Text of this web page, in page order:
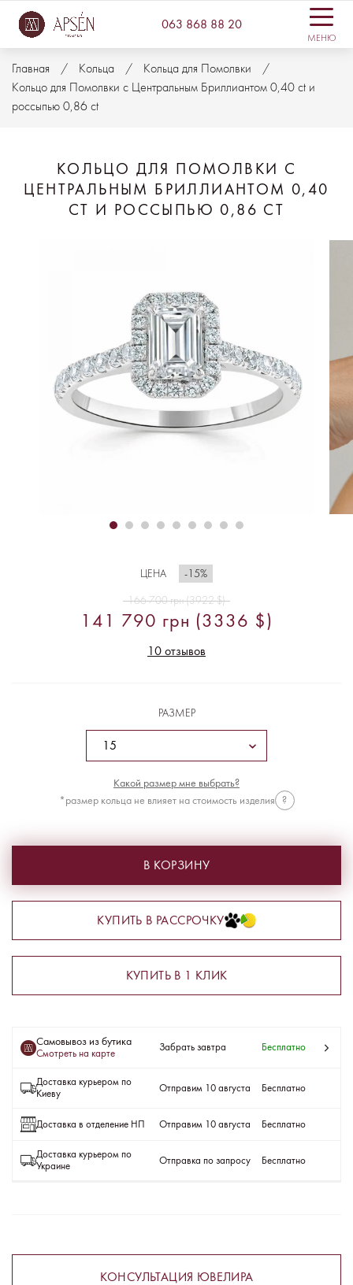
063 868 88 20
МЕНЮ
Главная Кольца
Кольца для Помолвки
Кольцо для Помолвки с Центральным Бриллиантом 0,40 ct и
россыпью 0,86 ct
КОЛЬЦО ДЛЯ ПОМОЛВКИ С
ЦЕНТРАЛЬНЫМ БРИЛЛИАНТОМ 0,40
CT И РОССЫПЬЮ 0,86 CT
ЦЕНА -15%
166 700 грн (3922 $)
141 790 грн (3336 $)
10 отзывов
РАЗМЕР
Какой размер мне выбрать?
*размер кольца не влияет на стоимость изделия
?
В КОРЗИНУ
КУПИТЬ В РАССРОЧКУ
КУПИТЬ В 1 КЛИК
Самовывоз из бутика
Смотреть на карте
Забрать завтра Бесплатно
Доставка курьером по
Киеву
Отправим 10 августа Бесплатно
Доставка в отделение НП Отправим 10 августа Бесплатно
Доставка курьером по
Украине
Отправка по запросу Бесплатно
КОНСУЛЬТАЦИЯ ЮВЕЛИРА